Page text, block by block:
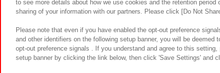
to see more details about how we use cookies and the retention
sharing of your information with our partners. Please click [Do Not
Please note that even if you have enabled the opt-out preference
and other identifiers on the following setup banner, you will be
opt-out preference signals . If you understand and agree to this
setup banner by clicking the link below, then click 'Save Settings' and